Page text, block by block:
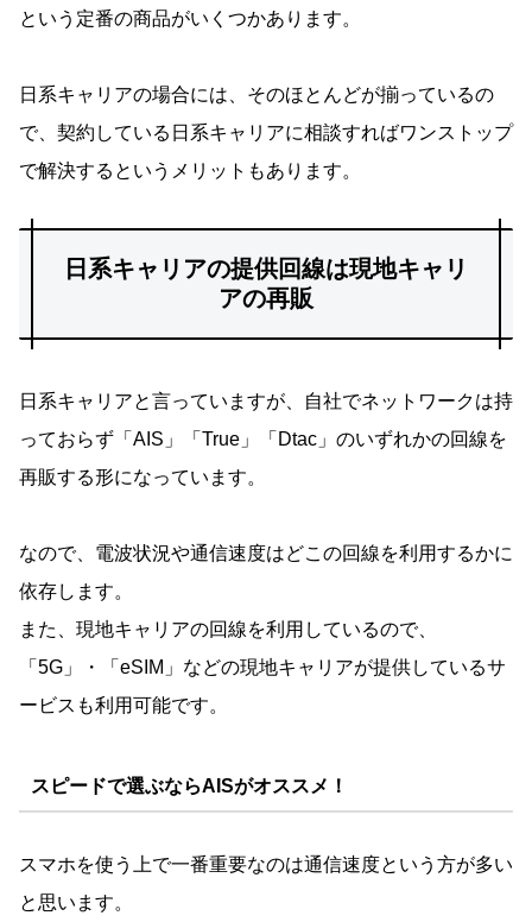
という定番の商品がいくつかあります。
日系キャリアの場合には、そのほとんどが揃っているの
で、契約している日系キャリアに相談すればワンストップ
で解決するというメリットもあります。
日系キャリアの提供回線は現地キャリ
アの再販
日系キャリアと言っていますが、自社でネットワークは持
っておらず「AIS」「True」「Dtac」のいずれかの回線を
再販する形になっています。
なので、電波状況や通信速度はどこの回線を利用するかに
依存します。
また、現地キャリアの回線を利用しているので、
「5G」・「eSIM」などの現地キャリアが提供しているサ
ービスも利用可能です。
スピードで選ぶならAISがオススメ！
スマホを使う上で一番重要なのは通信速度という方が多い
と思います。